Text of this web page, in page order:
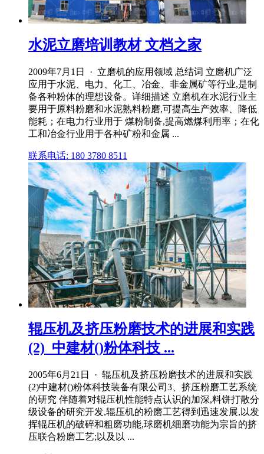
水泥立磨培训教材 文档之家
2009年7月1日 · 立磨机的应用领域 总结词 立磨机广泛
应用于水泥、电力、化工、冶金、非金属矿等行业,是制
备各种粉体的理想设备。详细描述 立磨机在水泥行业主
要用于原料粉磨和水泥熟料粉磨,可提高生产效率、降低
能耗；在电力行业用于 煤粉制备,提高燃煤利用率；在化
工和冶金行业用于各种矿粉和金属 ...
联系电话: 180 3780 8511
辊压机及挤压粉磨技术的进展和实践
(2)_中建材()粉体科技 ...
2005年6月21日 · 辊压机及挤压粉磨技术的进展和实践
(2)中建材()粉体科技装备有限公司3、挤压粉磨工艺系统
的研究 伴随着对辊压机性能特点认识的加深,料饼打散分
级设备的研究开发,辊压机的粉磨工艺得到迅速发展,以发
挥辊压机的破碎和粗磨功能,球磨机细磨功能为宗旨的挤
压联合粉磨工艺;以及以 ...